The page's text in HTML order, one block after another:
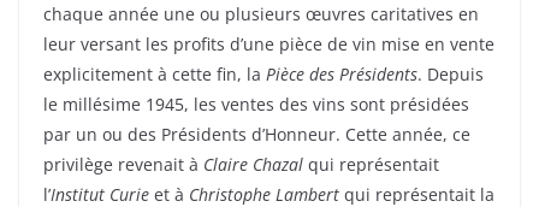
chaque année une ou plusieurs œuvres caritatives en
leur versant les profits d’une pièce de vin mise en vente
explicitement à cette fin, la Pièce des Présidents. Depuis
le millésime 1945, les ventes des vins sont présidées
par un ou des Présidents d’Honneur. Cette année, ce
privilège revenait à Claire Chazal qui représentait
l’Institut Curie et à Christophe Lambert qui représentait la